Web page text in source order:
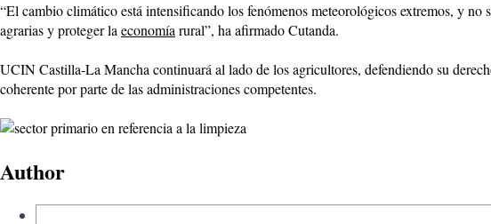
“El cambio climático está intensificando los fenómenos meteorológicos extremos, y
agrarias y proteger laeconomíarural”, ha afirmado Cutanda.
UCIN Castilla-La Mancha continuará al lado de los agricultores, defendiendo su
coherente por parte de las administraciones competentes.
Author